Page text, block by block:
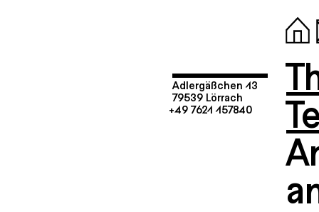
Adlergäßchen 13
79539 Lörrach
+49 7621 157840